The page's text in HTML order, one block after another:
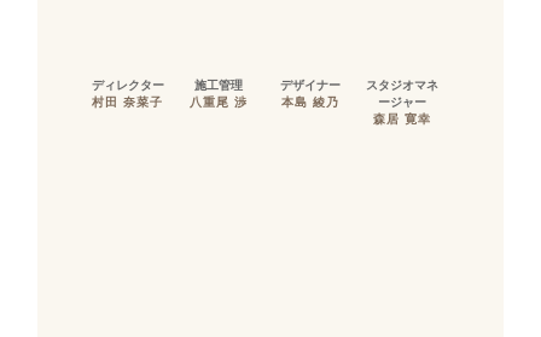
ディレクター
村田 奈菜子
施工管理
八重尾 渉
デザイナー
本島 綾乃
スタジオマネ
ージャー
森居 寛幸